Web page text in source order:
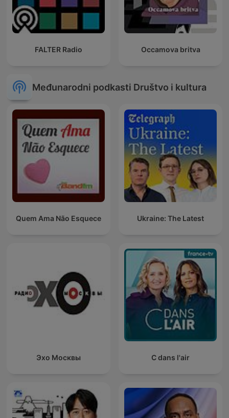
FALTER Radio Occamova britva
Međunarodni podkasti Društvo i kultura
Quem Ama Não Esquece Ukraine: The Latest
Эхо Москвы C dans l'air